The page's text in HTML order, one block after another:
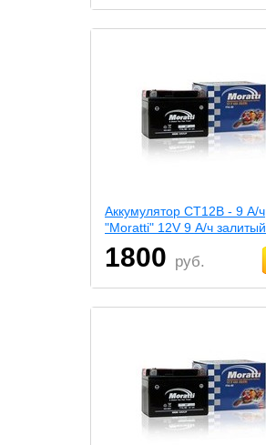
Аккумулятор СТ12В - 9 А/ч
"Moratti" 12V 9 А/ч залитый.
1800 руб.